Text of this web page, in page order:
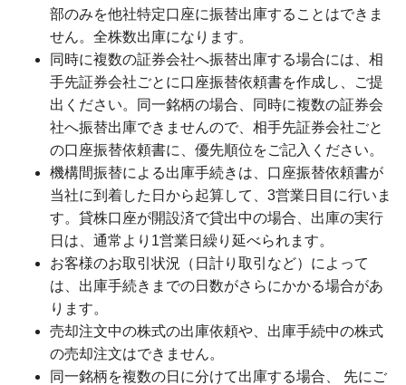
部のみを他社特定口座に振替出庫することはできま
せん。全株数出庫になります。
同時に複数の証券会社へ振替出庫する場合には、相
手先証券会社ごとに口座振替依頼書を作成し、ご提
出ください。同一銘柄の場合、同時に複数の証券会
社へ振替出庫できませんので、相手先証券会社ごと
の口座振替依頼書に、優先順位をご記入ください。
機構間振替による出庫手続きは、口座振替依頼書が
当社に到着した日から起算して、3営業日目に行いま
す。貸株口座が開設済で貸出中の場合、出庫の実行
日は、通常より1営業日繰り延べられます。
お客様のお取引状況（日計り取引など）によって
は、出庫手続きまでの日数がさらにかかる場合があ
ります。
売却注文中の株式の出庫依頼や、出庫手続中の株式
の売却注文はできません。
同一銘柄を複数の日に分けて出庫する場合、 先にご